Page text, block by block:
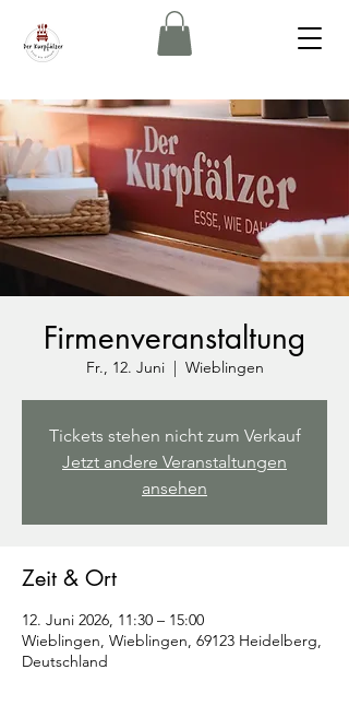
Firmenveranstaltung
Fr., 12. Juni
  |
Wieblingen
Tickets stehen nicht zum Verkauf
Jetzt andere Veranstaltungen
ansehen
Zeit & Ort
12. Juni 2026, 11:30 – 15:00
Wieblingen, Wieblingen, 69123 Heidelberg,
Deutschland